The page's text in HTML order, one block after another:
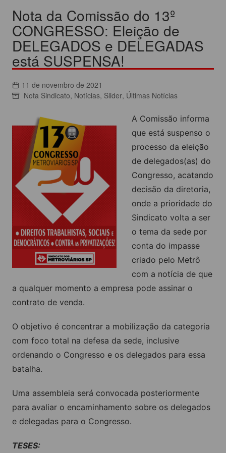
Nota da Comissão do 13º
CONGRESSO: Eleição de
DELEGADOS e DELEGADAS
está SUSPENSA!
11 de novembro de 2021
Nota Sindicato, Notícias, Slider, Últimas Notícias
A Comissão informa
que está suspenso o
processo da eleição
de delegados(as) do
Congresso, acatando
decisão da diretoria,
onde a prioridade do
Sindicato volta a ser
o tema da sede por
conta do impasse
criado pelo Metrô
com a notícia de que
a qualquer momento a empresa pode assinar o
contrato de venda.
O objetivo é concentrar a mobilização da categoria
com foco total na defesa da sede, inclusive
ordenando o Congresso e os delegados para essa
batalha.
Uma assembleia será convocada posteriormente
para avaliar o encaminhamento sobre os delegados
e delegadas para o Congresso.
TESES: